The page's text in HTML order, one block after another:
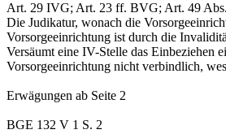
Art. 29 IVG; Art. 23 ff. BVG; Art. 49
Die Judikatur, wonach die
Vorsorgeeinrichtung ist durch die
Versäumt eine IV-Stelle das Einbeziehen
Vorsorgeeinrichtung nicht verbindlich,
Erwägungen ab Seite 2
BGE 132 V 1 S. 2